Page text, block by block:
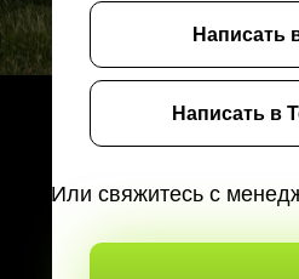
Написать в
Написать
Или свяжитесь с